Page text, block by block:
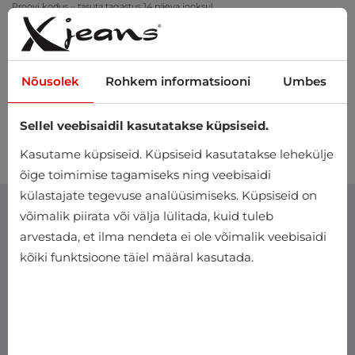
Proovi kodus – tasuta tagastus 14 päeva jooksul
0
Nõusolek Rohkem informatsiooni Umbes
Sellel veebisaidil kasutatakse küpsiseid.
Kasutame küpsiseid. Küpsiseid kasutatakse lehekülje
õige toimimise tagamiseks ning veebisaidi
külastajate tegevuse analüüsimiseks. Küpsiseid on
võimalik piirata või välja lülitada, kuid tuleb
arvestada, et ilma nendeta ei ole võimalik veebisaidi
kõiki funktsioone täiel määral kasutada.